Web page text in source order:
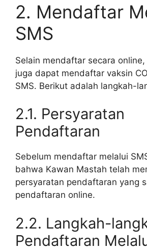
2. Mendaftar
SMS
Selain mendaftar secara
juga dapat mendaftar vaksin
SMS. Berikut adalah langkah-
2.1. Persyaratan
Pendaftaran
Sebelum mendaftar melalui
bahwa Kawan Mastah telah
persyaratan pendaftaran yang
pendaftaran online.
2.2. Langkah-
Pendaftaran